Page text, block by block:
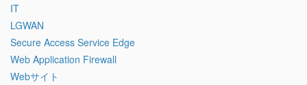
IT
LGWAN
Secure Access Service Edge
Web Application Firewall
Webサイト